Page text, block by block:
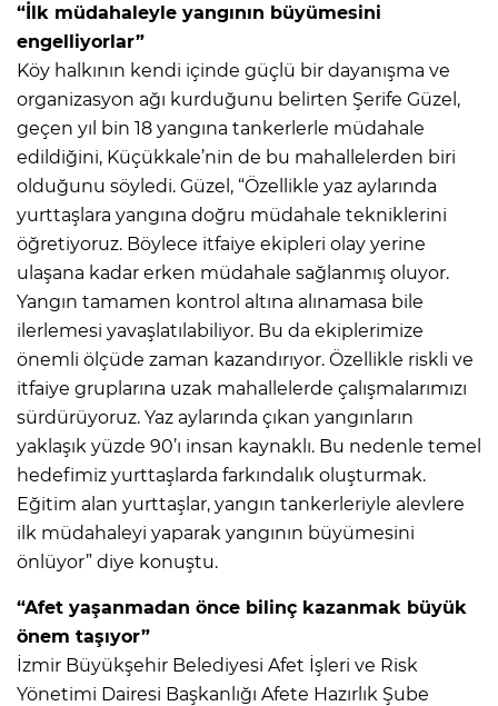
“İlk müdahaleyle yangının büyümesini
engelliyorlar”
Köy halkının kendi içinde güçlü bir dayanışma ve
organizasyon ağı kurduğunu belirten Şerife Güzel,
geçen yıl bin 18 yangına tankerlerle müdahale
edildiğini, Küçükkale’nin de bu mahallelerden biri
olduğunu söyledi. Güzel, “Özellikle yaz aylarında
yurttaşlara yangına doğru müdahale tekniklerini
öğretiyoruz. Böylece itfaiye ekipleri olay yerine
ulaşana kadar erken müdahale sağlanmış oluyor.
Yangın tamamen kontrol altına alınamasa bile
ilerlemesi yavaşlatılabiliyor. Bu da ekiplerimize
önemli ölçüde zaman kazandırıyor. Özellikle riskli ve
itfaiye gruplarına uzak mahallelerde çalışmalarımızı
sürdürüyoruz. Yaz aylarında çıkan yangınların
yaklaşık yüzde 90’ı insan kaynaklı. Bu nedenle temel
hedefimiz yurttaşlarda farkındalık oluşturmak.
Eğitim alan yurttaşlar, yangın tankerleriyle alevlere
ilk müdahaleyi yaparak yangının büyümesini
önlüyor” diye konuştu.
“Afet yaşanmadan önce bilinç kazanmak büyük
önem taşıyor”
İzmir Büyükşehir Belediyesi Afet İşleri ve Risk
Yönetimi Dairesi Başkanlığı Afete Hazırlık Şube